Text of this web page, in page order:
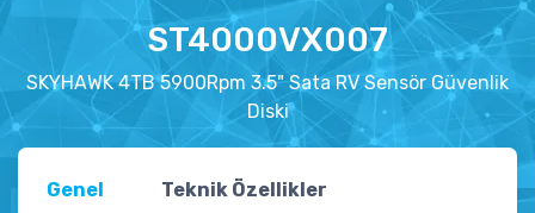
ST4000VX007
SKYHAWK 4TB 5900Rpm 3.5" Sata RV Sensör Güvenlik
Diski
Genel Teknik Özellikler